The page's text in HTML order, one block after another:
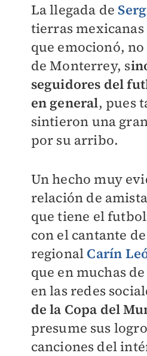
La llegada de
tierras
que emocionó,
de Monterrey, s
seguidores del
en general, pues
sintieron una
por su arribo.
Un hecho muy
relación de
que tiene el
con el cantante
regional Carín
que en muchas
en las redes
de la Copa del
presume sus
canciones del